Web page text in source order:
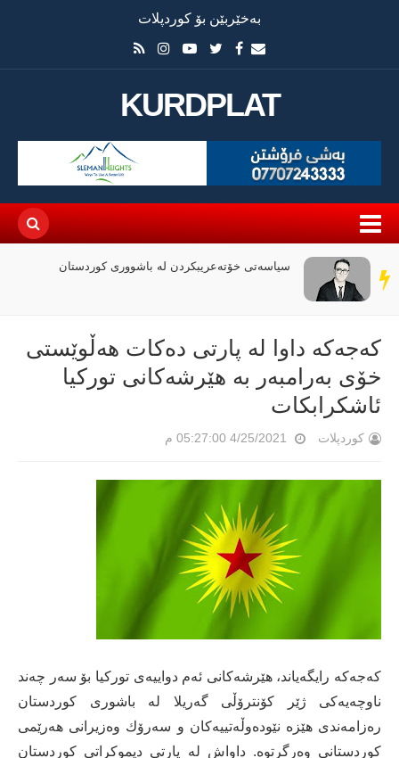
بەخێربێن بۆ کوردپلات
KURDPLAT
سەر
دێڕ
سیاسەتی خۆتەعریبکردن لە باشووری کوردستان
كەجەكە داوا لە پارتی دەكات هەڵوێستی
خۆی بەرامبەر بە هێرشەكانی توركیا
ئاشكرابكات
کوردپلات 4/25/2021 05:27:00 م
كەجەكە رایگەیاند، هێرشەكانی ئەم دواییەی توركیا بۆ سەر چەند
ناوچەیەكی ژێر كۆنترۆڵی گەریلا لە باشوری كوردستان
رەزامەندی هێزە نێودەوڵەتییەكان و سەرۆك وەزیرانی هەرێمی
كوردستانی وەرگرتوە. داواش لە پارتی دیموكراتی كوردستان